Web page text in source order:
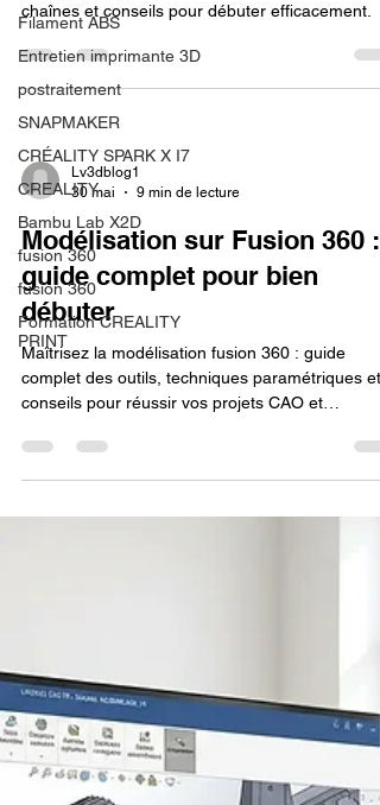
Filament ABS
Entretien imprimante 3D
postraitement
SNAPMAKER
CRÉALITY SPARK X I7
CREALITY
Bambu Lab X2D
fusion 360
fusion 360
Formation CREALITY
PRINT
chaînes et conseils pour débuter efficacement.
Lv3dblog1
30 mai
9 min de lecture
Modélisation sur Fusion 360 :
guide complet pour bien
débuter
Maîtrisez la modélisation fusion 360 : guide
complet des outils, techniques paramétriques et
conseils pour réussir vos projets CAO et